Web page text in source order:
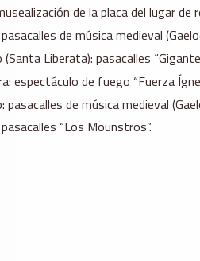
de la placa del lugar de
de música medieval
Liberata): pasacalles
espectáculo de fuego “Fuerza
de música medieval
“Los Mounstros”.